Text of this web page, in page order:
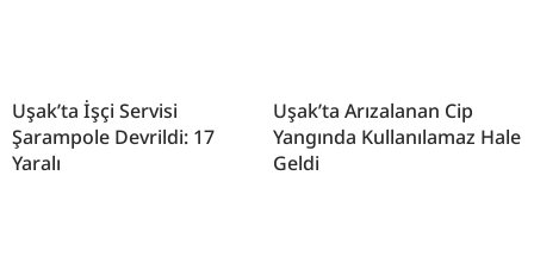
Uşak’ta İşçi Servisi
Şarampole Devrildi: 17
Yaralı
Uşak’ta Arızalanan Cip
Yangında Kullanılamaz Hale
Geldi